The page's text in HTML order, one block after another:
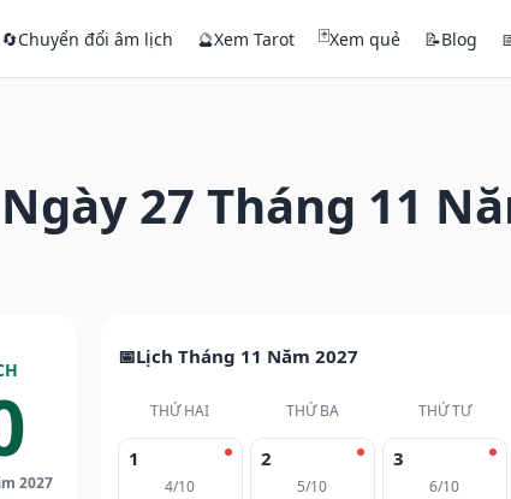
🔄Chuyển đổi âm lịch 🔮Xem Tarot 🃏Xem quẻ 📝Blog
27 Tháng 11
2027
Lịch Tháng 11 Năm 2027
THỨ HAI THỨ BA THỨ TƯ
1
4/10
2
5/10
3
6/10